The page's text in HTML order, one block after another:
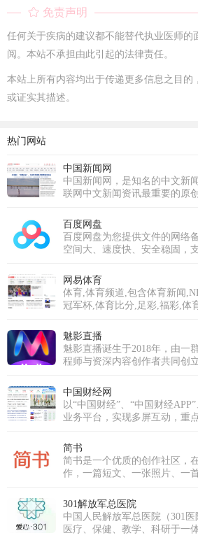
免责声明
任何关于疾病的建议都不能替代执业医师的
阅。本站不承担由此引起的法律责任。
本站上所有内容均出于传递更多信息之目的
或证实其描述。
热门网站
中国新闻网
中国新闻网，是知名的中文新
联网中文新闻资讯最重要的原
网络媒体，快速、准确地提供
化的资讯服务。在新闻报道方
准确，解释性报道角度独特，
量转载。
百度网盘
百度网盘为您提供文件的网络
空间大、速度快、安全稳固，
网易体育
体育,体育频道,包含体育新闻
冠军杯,体育比分,足彩,福彩,体
魅影直播
魅影直播诞生于2018年，由一
程师与资深内容创作者共同创
式，打造一个真正以用户需求
归属感的优质平台。历经多年
成功跻身国内优秀的泛娱乐直
有超过十万级的庞大注册用户
等多个领域。魅影直播的使命
容且充满创新活力的直播生态
限，让每一个独特的个体都能
并最终将热爱转化为个人价值
是成为全球互动娱乐领域的引
推动前沿技术应用，深耕魅影
中国财经网
以“中国财经”、“中国财经
业务平台，实现多屏互动，重
效、专业、全面的财经信息及
简书
简书是一个优质的创作社区，
作，一篇短文、一张照片、
301解放军总医院
中国人民解放军总医院（301
医疗、保健、教学、科研于一